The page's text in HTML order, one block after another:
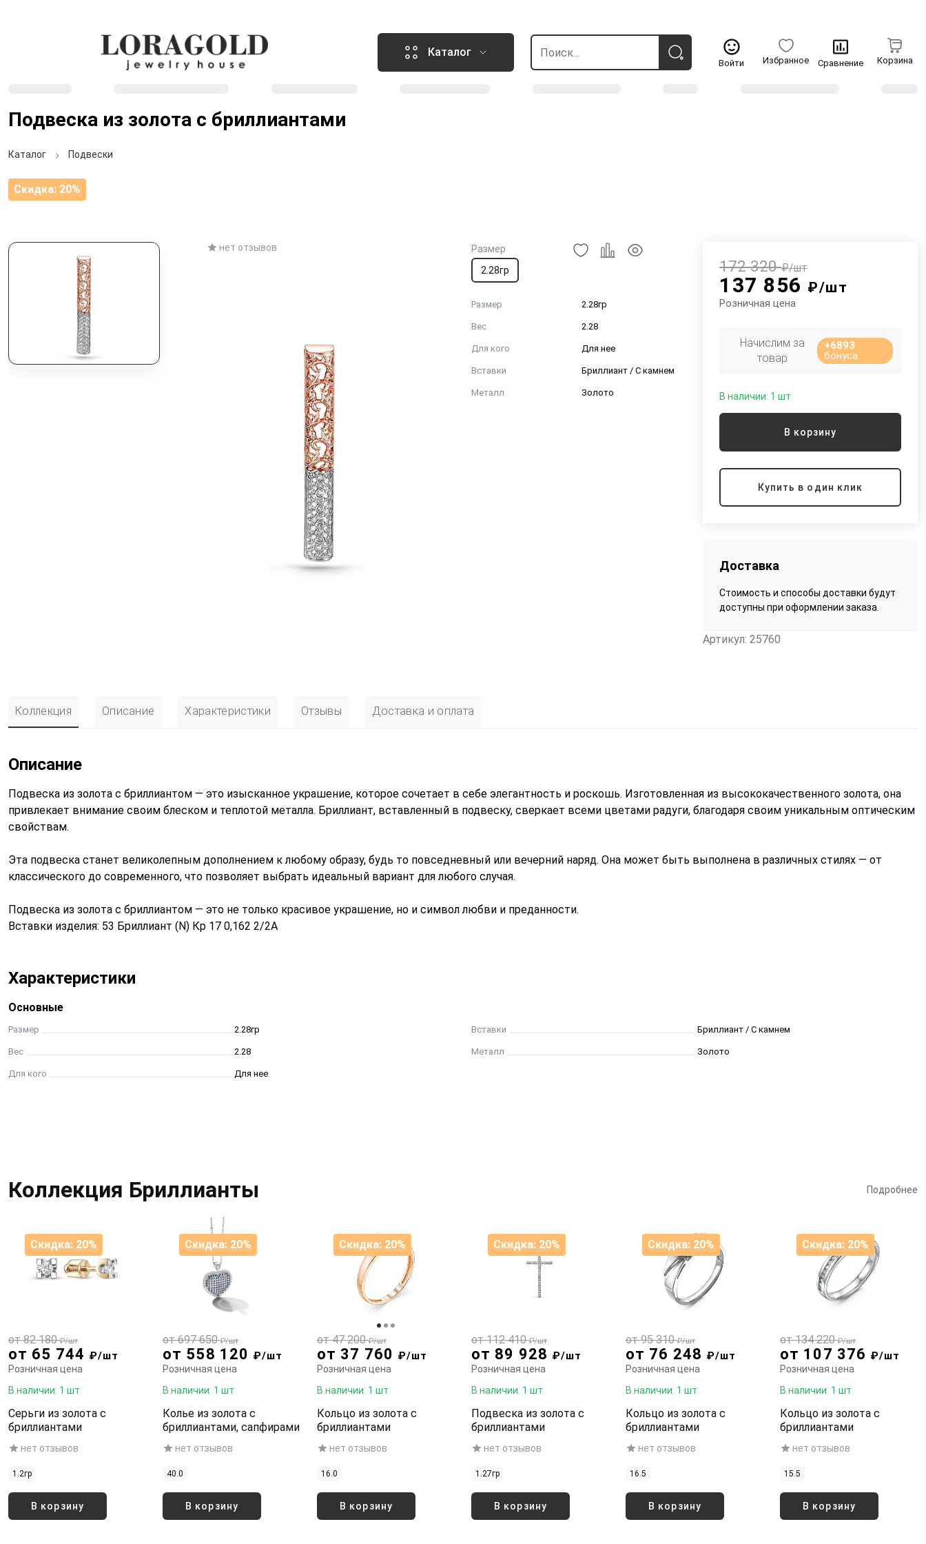
Каталог
Войти Избранное Сравнение Корзина
Подвеска из золота с бриллиантами
Каталог Подвески
Скидка: 20%
нет отзывов
Размер
2.28гр
Размер 2.28гр
Вес 2.28
Для кого Для нее
Вставки Бриллиант / С камнем
Металл Золото
137 856 ₽/шт
172 320₽/шт
Розничная цена
Начислим за
товар
+6893
бонуса
В наличии: 1 шт
В корзину
Купить в один клик
Доставка
Стоимость и способы доставки будут
доступны при оформлении заказа.
Артикул: 25760
Коллекция Описание Характеристики Отзывы Доставка и оплата
Описание
Подвеска из золота с бриллиантом — это изысканное украшение, которое сочетает в себе элегантность и роскошь. Изготовленная из высококачественного золота, она
привлекает внимание своим блеском и теплотой металла. Бриллиант, вставленный в подвеску, сверкает всеми цветами радуги, благодаря своим уникальным оптическим
свойствам.
Эта подвеска станет великолепным дополнением к любому образу, будь то повседневный или вечерний наряд. Она может быть выполнена в различных стилях — от
классического до современного, что позволяет выбрать идеальный вариант для любого случая.
Подвеска из золота с бриллиантом — это не только красивое украшение, но и символ любви и преданности.
Вставки изделия: 53 Бриллиант (N) Кр 17 0,162 2/2А
Характеристики
Основные
Размер 2.28гр
Вес 2.28
Для кого Для нее
Вставки Бриллиант / С камнем
Металл Золото
Коллекция Бриллианты Подробнее
от 65 744 ₽/шт
от 82 180₽/шт
Розничная цена
В наличии: 1 шт
Серьги из золота с
бриллиантами
нет отзывов
1.2гр
В корзину
Скидка: 20%
от 558 120 ₽/шт
от 697 650₽/шт
Розничная цена
В наличии: 1 шт
Колье из золота с
бриллиантами, сапфирами
нет отзывов
40.0
В корзину
Скидка: 20%
от 37 760 ₽/шт
от 47 200₽/шт
Розничная цена
В наличии: 1 шт
Кольцо из золота с
бриллиантами
нет отзывов
16.0
В корзину
Скидка: 20%
от 89 928 ₽/шт
от 112 410₽/шт
Розничная цена
В наличии: 1 шт
Подвеска из золота с
бриллиантами
нет отзывов
1.27гр
В корзину
Скидка: 20%
от 76 248 ₽/шт
от 95 310₽/шт
Розничная цена
В наличии: 1 шт
Кольцо из золота с
бриллиантами
нет отзывов
16.5
В корзину
Скидка: 20%
от 107 376 ₽/шт
от 134 220₽/шт
Розничная цена
В наличии: 1 шт
Кольцо из золота с
бриллиантами
нет отзывов
15.5
В корзину
Скидка: 20%